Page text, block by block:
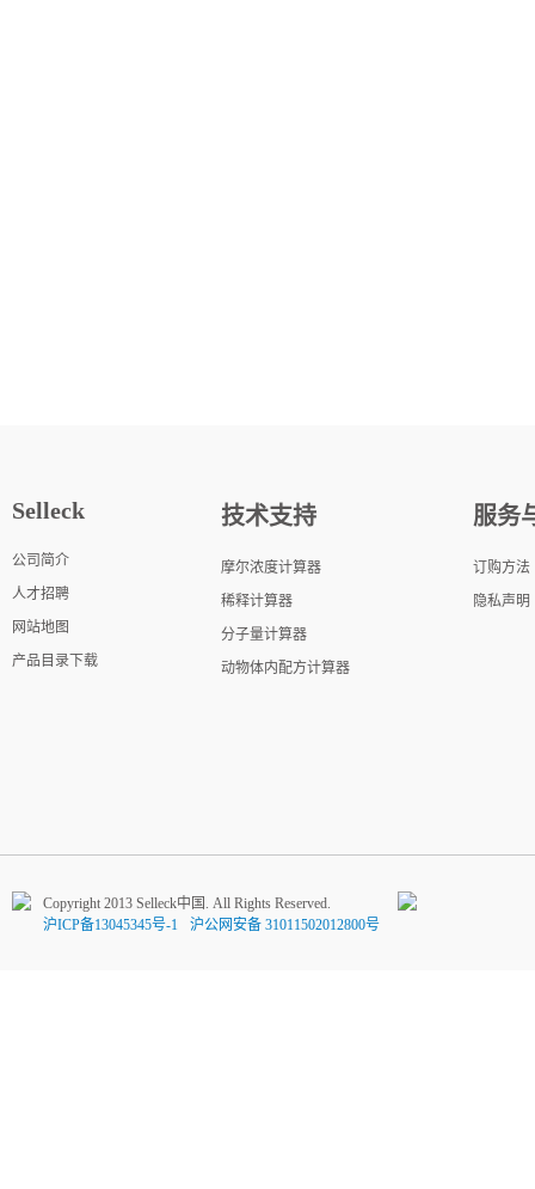
Selleck
公司简介
人才招聘
网站地图
产品目录下载
技术支持
摩尔浓度计算器
稀释计算器
分子量计算器
动物体内配方计算器
服务
订购方法
隐私声明
Copyright 2013 Selleck中国. All Rights Reserved.
沪ICP备13045345号-1
沪公网安备 31011502012800号